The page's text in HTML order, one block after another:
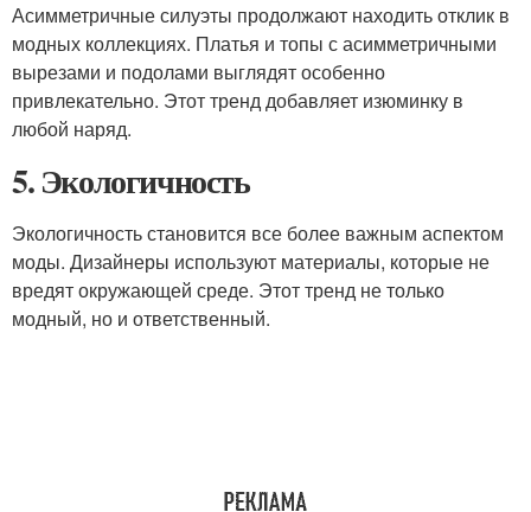
Асимметричные силуэты продолжают находить отклик в
модных коллекциях. Платья и топы с асимметричными
вырезами и подолами выглядят особенно
привлекательно. Этот тренд добавляет изюминку в
любой наряд.
5. Экологичность
Экологичность становится все более важным аспектом
моды. Дизайнеры используют материалы, которые не
вредят окружающей среде. Этот тренд не только
модный, но и ответственный.